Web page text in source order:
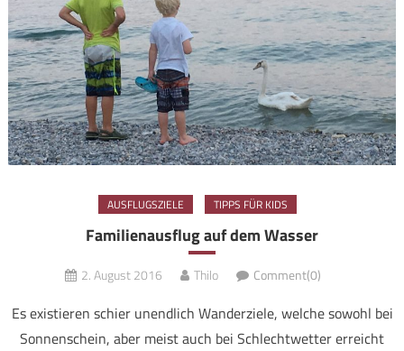
AUSFLUGSZIELE TIPPS FÜR KIDS
Familienausflug auf dem Wasser
2. August 2016 Thilo Comment(0)
Es existieren schier unendlich Wanderziele, welche sowohl bei
Sonnenschein, aber meist auch bei Schlechtwetter erreicht